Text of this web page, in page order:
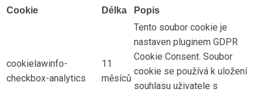
Cookie Délka Popis
cookielawinfo-
checkbox-analytics
11
měsíců
Tento soubor cookie je
nastaven pluginem GDPR
Cookie Consent. Soubor
cookie se používá k uložení
souhlasu uživatele s